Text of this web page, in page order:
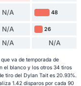
N/A 48
N/A 26
N/A N/A
va de temporada de
el blanco y los otros 34 tiros
tiro del Dylan Tait es 20.93%.
1.42 disparos por cada 90